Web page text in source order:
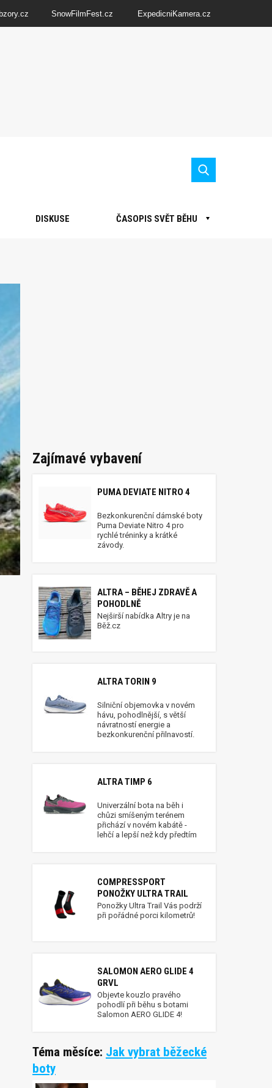
SnowFilmFest.cz ExpedicniKamera.cz
DISKUSE ČASOPIS SVĚT BĚHU
Zajímavé vybavení
PUMA DEVIATE NITRO 4
Bezkonkurenční dámské boty
Puma Deviate Nitro 4 pro
rychlé tréninky a krátké
závody.
ALTRA – BĚHEJ ZDRAVĚ A
POHODLNĚ
Nejširší nabídka Altry je na
Běž.cz
ALTRA TORIN 9
Silniční objemovka v novém
hávu, pohodlnější, s větší
návratností energie a
bezkonkurenční přilnavostí.
ALTRA TIMP 6
Univerzální bota na běh i
chůzi smíšeným terénem
přichází v novém kabátě -
lehčí a lepší než kdy předtím
COMPRESSPORT
PONOŽKY ULTRA TRAIL
Ponožky Ultra Trail Vás podrží
při pořádné porci kilometrů!
SALOMON AERO GLIDE 4
GRVL
Objevte kouzlo pravého
pohodlí při běhu s botami
Salomon AERO GLIDE 4!
Téma měsíce: Jak vybrat běžecké
boty